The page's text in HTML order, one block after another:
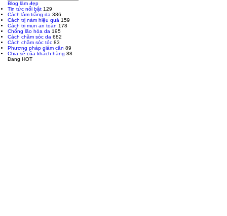
Blog làm đẹp
Tin tức nổi bật 129
Cách làm trắng da 386
Cách trị nám hiệu quả 159
Cách trị mụn an toàn 178
Chống lão hóa da 195
Cách chăm sóc da 682
Cách chăm sóc tóc 83
Phương pháp giảm cân 89
Chia sẻ của khách hàng 88
Đang HOT